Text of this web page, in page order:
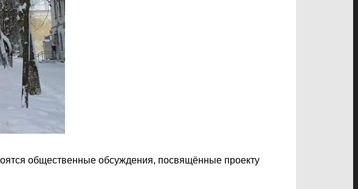
общественные обсуждения, посвящённые проекту